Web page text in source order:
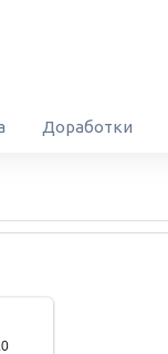
Доработки